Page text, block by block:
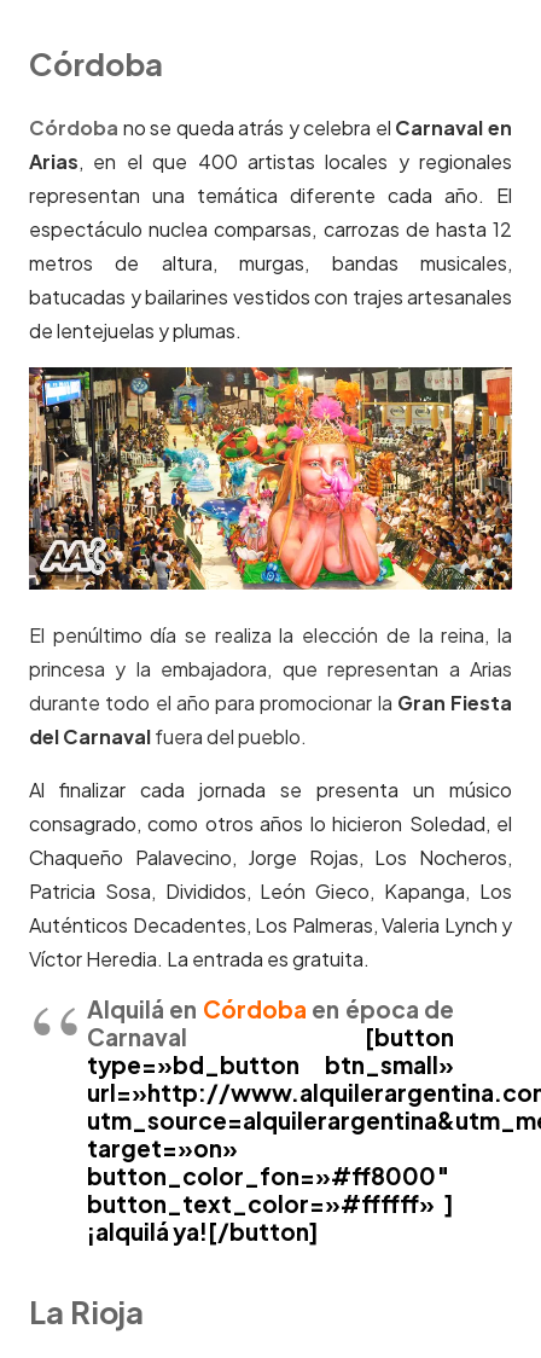
Córdoba
Córdoba no se queda atrás y celebra el Carnaval en
Arias, en el que 400 artistas locales y regionales
representan una temática diferente cada año. El
espectáculo nuclea comparsas, carrozas de hasta 12
metros de altura, murgas, bandas musicales,
batucadas y bailarines vestidos con trajes artesanales
de lentejuelas y plumas.
El penúltimo día se realiza la elección de la reina, la
princesa y la embajadora, que representan a Arias
durante todo el año para promocionar la Gran Fiesta
del Carnavalfuera del pueblo.
Al finalizar cada jornada se presenta un músico
consagrado, como otros años lo hicieron Soledad, el
Chaqueño Palavecino, Jorge Rojas, Los Nocheros,
Patricia Sosa, Divididos, León Gieco, Kapanga, Los
Auténticos Decadentes, Los Palmeras, Valeria Lynch y
Víctor Heredia. La entrada es gratuita.
Alquilá en Córdoba en época de
Carnaval [button
type=»bd_button btn_small»
url=»http://
target=»on»
button_color_fon=»#ff8000″
button_text_color=»#ffffff» ]
¡alquilá ya![/button]
La Rioja